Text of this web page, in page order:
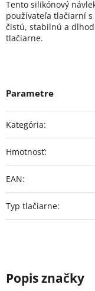
Tento silikónový
používateľa tlačiarní
čistú, stabilnú a
tlačiarne.
Kategória:
Hmotnosť:
EAN:
Typ tlačiarne: